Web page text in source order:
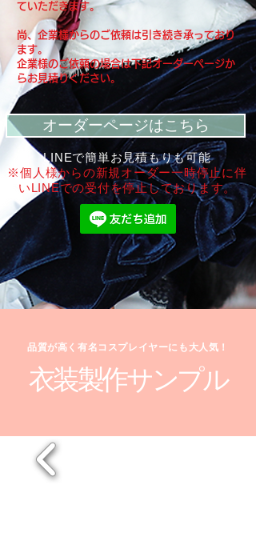
ていただきます。
尚、企業様からのご依頼は引き続き承っており
ます。
企業様のご依頼の場合は下記オーダーページか
らお見積りください。
オーダーページはこちら
LINEで簡単お見積もりも可能
※個人様からの新規オーダー一時停止に伴
いLINEでの受付を停止しております。
品質が高く有名コスプレイヤーにも大人気！
衣装製作サンプル